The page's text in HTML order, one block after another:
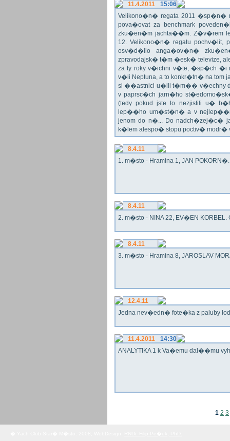
11.4.2011
15:06
Velikono�n� regata 2011 �sp�n�
pova�ovat za benchmark
zku�en�m jachta��m. Z�v�rem
12. Velikono�n� regatu
osv�d�ilo anga�ov�n�
zpravodajsk� t�m �esk� televize,
za ty roky v�ichni v�te, �sp�ch
v�li Neptuna, a to konkr�tn� na tom
si ��astnici u�ili t�m�� v�echny
v paprsc�ch jarn�ho
(tedy pokud jste to nezjistili u�
lep��ho um�st�n� a v
jenom do n�... Do nadch�zej�c�
k�lem alespo� stopu poctiv�
8.4.11
1. m�sto - Hramina 1, JAN
8.4.11
2. m�sto - NINA 22, EV�EN KORBEL.
8.4.11
3. m�sto - Hramina 8, JAROSLAV
12.4.11
Jedna nev�edn� fote�ka z paluby
11.4.2011
14:30
ANALYTIKA 1 k Va�emu dal��mu
1 2 3